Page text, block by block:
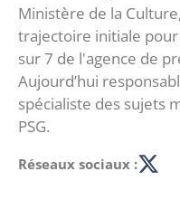
Ministère de la
trajectoire initiale
sur 7 de l'agence de
Aujourd’hui
spécialiste des sujets
PSG.
Réseaux sociaux :